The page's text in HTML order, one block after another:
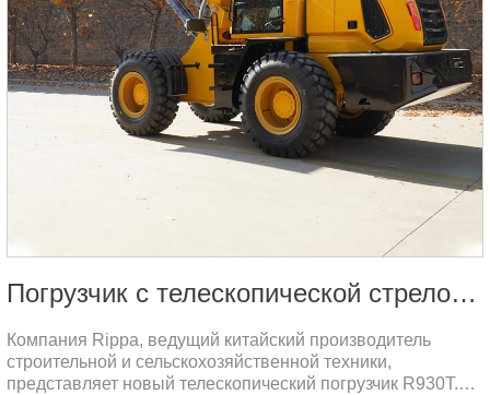
Погрузчик с телескопической стрелой RIPPA
Компания Rippa, ведущий китайский производитель
строительной и сельскохозяйственной техники,
представляет новый телескопический погрузчик R930T.